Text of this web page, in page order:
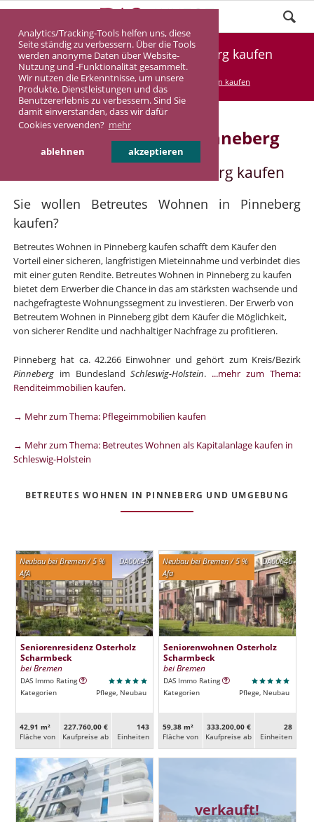
Analytics/Tracking-Tools helfen uns, diese
Seite ständig zu verbessern. Über die Tools
werden anonyme Daten über Website-
Nutzung und -Funktionalität gesammelt.
Wir nutzen die Erkenntnisse, um unsere
Produkte, Dienstleistungen und das
Benutzererlebnis zu verbessern. Sind Sie
damit einverstanden, dass wir dafür
Cookies verwenden? mehr
ablehnen akzeptieren
Betreutes Wohnen in Pinneberg kaufen
DASINVEST Service Betreutes Wohnen kaufen
Betreutes Wohnen in Pinneberg
Betreutes Wohnen in Pinneberg kaufen
Sie wollen Betreutes Wohnen in Pinneberg
kaufen?
Betreutes Wohnen in Pinneberg kaufen schafft dem Käufer den
Vorteil einer sicheren, langfristigen Mieteinnahme und verbindet dies
mit einer guten Rendite. Betreutes Wohnen in Pinneberg zu kaufen
bietet dem Erwerber die Chance in das am stärksten wachsende und
nachgefragteste Wohnungssegment zu investieren. Der Erwerb von
Betreutem Wohnen in Pinneberg gibt dem Käufer die Möglichkeit,
von sicherer Rendite und nachhaltiger Nachfrage zu profitieren.
Pinneberg hat ca. 42.266 Einwohner und gehört zum Kreis/Bezirk
Pinnebergim BundeslandSchleswig-Holstein. ...mehr zum Thema:
Renditeimmobilien kaufen.
→ Mehr zum Thema: Pflegeimmobilien kaufen
→ Mehr zum Thema: Betreutes Wohnen als Kapitalanlage kaufen in
Schleswig-Holstein
BETREUTES WOHNEN IN PINNEBERG UND UMGEBUNG
DA00645
Neubau bei Bremen / 5 %
AfA
Seniorenresidenz Osterholz
Scharmbeck
bei Bremen
DAS Immo Rating
Kategorien
Pflege, Neubau
42,91 m²
Fläche von
227.760,00 €
Kaufpreise ab
143
Ein­heiten
DA00646
Neubau bei Bremen / 5 %
Afa
Seniorenwohnen Osterholz
Scharmbeck
bei Bremen
DAS Immo Rating
Kategorien
Pflege, Neubau
59,38 m²
Fläche von
333.200,00 €
Kaufpreise ab
28
Ein­heiten
verkauft!